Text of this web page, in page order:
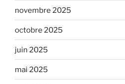
novembre 2025
octobre 2025
juin 2025
mai 2025